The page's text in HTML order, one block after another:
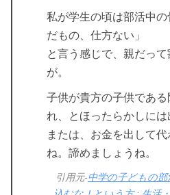
私が学生の頃は部活中
だもの、仕方ない」
と言う感じで、親だっ
が。
子供が貴方の子供であ
れ、とほったらかしには
または、お金を出して
ね。諦めましょうね。
引用元-中学の子どもの部